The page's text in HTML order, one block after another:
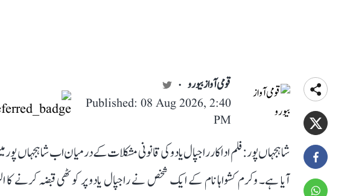
قومی آواز بیورو
Published: 08 Aug 2026, 2:40
PM
شاہجہاں پور: فلم اداکار راجپال یادو کی قانونی مشکلات کے درمیان اب شاہجہاں
آیا ہے۔ وکرم کشواہا نام کے ایک شخص نے راجپال یادو پر کوٹھی قبضہ کرنے کا